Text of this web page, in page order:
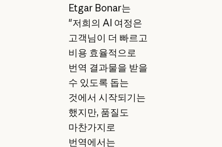
Etgar Bonar는
"저희의 AI 여정은
고객님이 더 빠르고
비용 효율적으로
번역 결과물을 받을
수 있도록 돕는
것에서 시작되기는
했지만, 품질도
마찬가지로
번역에서는